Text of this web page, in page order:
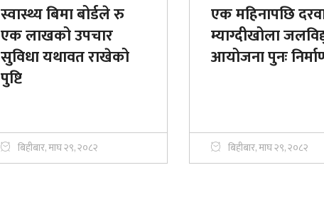
स्वास्थ्य बिमा बोर्डले रु
एक लाखको उपचार
सुविधा यथावत राखेको
पुष्टि
बिहीबार, माघ २९, २०८२
एक महिनापछि
म्याग्दीखोला
आयोजना पुनः
बिहीबार, माघ २९, २०८२